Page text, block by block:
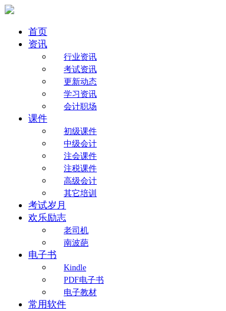
首页
资讯
行业资讯
考试资讯
更新动态
学习资讯
会计职场
课件
初级课件
中级会计
注会课件
注税课件
高级会计
其它培训
考试岁月
欢乐励志
老司机
南波葩
电子书
Kindle
PDF电子书
电子教材
常用软件